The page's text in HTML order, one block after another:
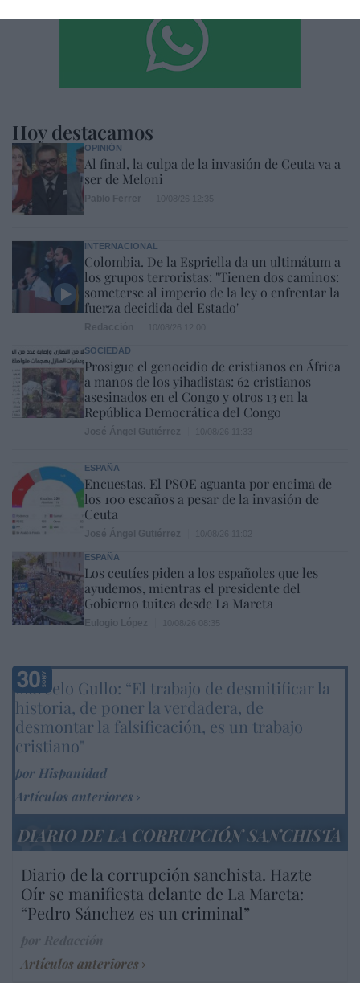
Hoy destacamos
OPINIÓN
Al final, la culpa de la invasión de Ceuta va a
ser de Meloni
INTERNACIONAL
Colombia. De la Espriella da un ultimátum a
los grupos terroristas: "Tienen dos caminos:
someterse al imperio de la ley o enfrentar la
fuerza decidida del Estado"
SOCIEDAD
Prosigue el genocidio de cristianos en África
a manos de los yihadistas: 62 cristianos
asesinados en el Congo y otros 13 en la
República Democrática del Congo
ESPAÑA
Encuestas. El PSOE aguanta por encima de
los 100 escaños a pesar de la invasión de
Ceuta
ESPAÑA
Los ceutíes piden a los españoles que les
ayudemos, mientras el presidente del
Gobierno tuitea desde La Mareta
Marcelo Gullo: “El trabajo de desmitificar la
historia, de poner la verdadera, de
desmontar la falsificación, es un trabajo
cristiano"
por Hispanidad
Artículos anteriores
DIARIO DE LA CORRUPCIÓN SANCHISTA
Diario de la corrupción sanchista. Hazte
Oír se manifiesta delante de La Mareta:
“Pedro Sánchez es un criminal”
Artículos anteriores